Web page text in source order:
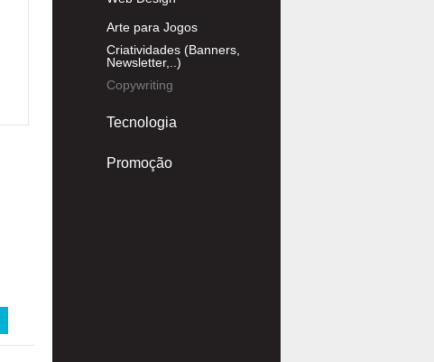
Arte para Jogos
Criatividades (Banners,
Newsletter,..)
Copywriting
Tecnologia
Promoção